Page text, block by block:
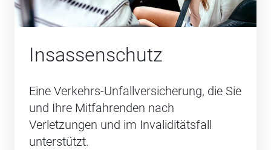
Insassenschutz
Eine Verkehrs-Unfallversicherung, die Sie
und Ihre Mitfahrenden nach
Verletzungen und im Invaliditätsfall
unterstützt.